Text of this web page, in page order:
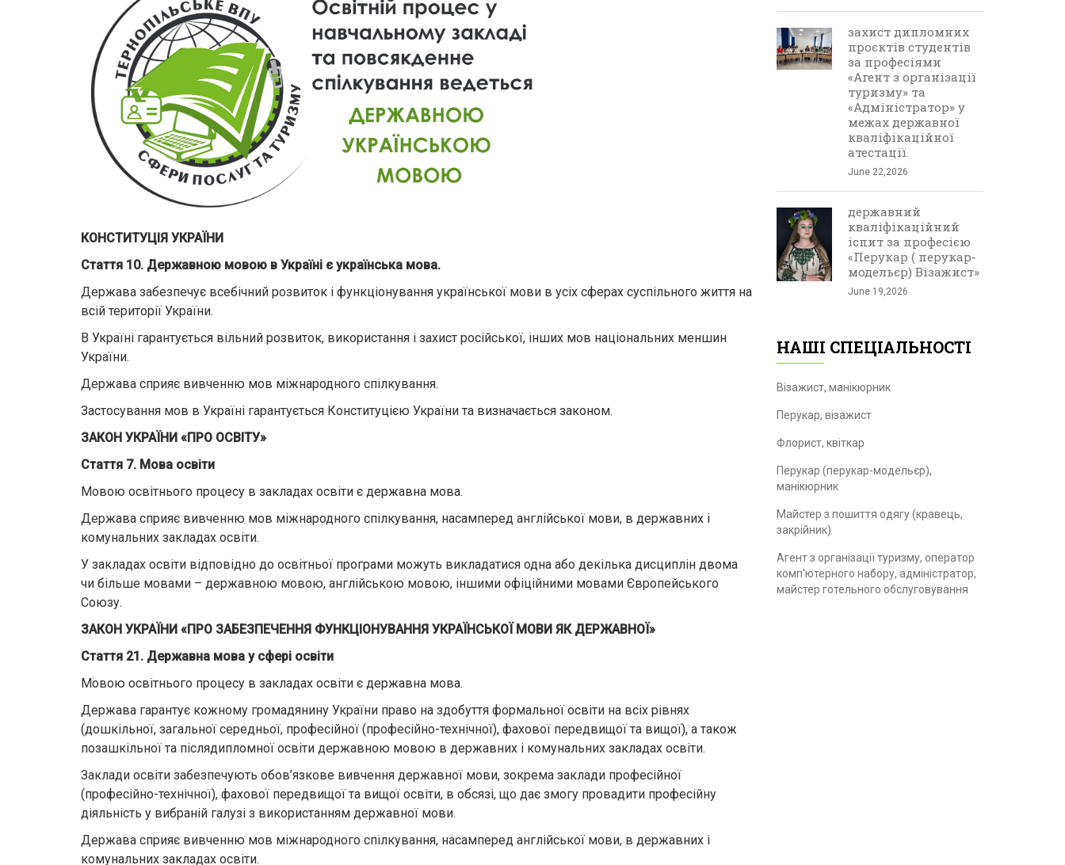
КОНСТИТУЦІЯ УКРАЇНИ
Стаття 10. Державною мовою в Україні є українська мова.
Держава забезпечує всебічний розвиток і функціонування української мови в усіх сферах суспільного життя на
всій території України.
В Україні гарантується вільний розвиток, використання і захист російської, інших мов національних меншин
України.
Держава сприяє вивченню мов міжнародного спілкування.
Застосування мов в Україні гарантується Конституцією України та визначається законом.
ЗАКОН УКРАЇНИ «ПРО ОСВІТУ»
Стаття 7. Мова освіти
Мовою освітнього процесу в закладах освіти є державна мова.
Держава сприяє вивченню мов міжнародного спілкування, насамперед англійської мови, в державних і
комунальних закладах освіти.
У закладах освіти відповідно до освітньої програми можуть викладатися одна або декілька дисциплін двома
чи більше мовами – державною мовою, англійською мовою, іншими офіційними мовами Європейського
Союзу.
ЗАКОН УКРАЇНИ «ПРО ЗАБЕЗПЕЧЕННЯ ФУНКЦІОНУВАННЯ УКРАЇНСЬКОЇ МОВИ ЯК ДЕРЖАВНОЇ»
Стаття 21. Державна мова у сфері освіти
Мовою освітнього процесу в закладах освіти є державна мова.
Держава гарантує кожному громадянину України право на здобуття формальної освіти на всіх рівнях
(дошкільної, загальної середньої, професійної (професійно-технічної), фахової передвищої та вищої), а також
позашкільної та післядипломної освіти державною мовою в державних і комунальних закладах освіти.
Заклади освіти забезпечують обов’язкове вивчення державної мови, зокрема заклади професійної
(професійно-технічної), фахової передвищої та вищої освіти, в обсязі, що дає змогу провадити професійну
діяльність у вибраній галузі з використанням державної мови.
Держава сприяє вивченню мов міжнародного спілкування, насамперед англійської мови, в державних і
комунальних закладах освіти.
захист дипломних
проєктів студентів
за професіями
«Агент з організації
туризму» та
«Адміністратор» у
межах державної
кваліфікаційної
атестації.
June 22,2026
державний
кваліфікаційний
іспит за професією
«Перукар ( перукар-
модельєр) Візажист»
June 19,2026
НАШІ СПЕЦІАЛЬНОСТІ
Візажист, манікюрник
Перукар, візажист
Флорист, квіткар
Перукар (перукар-модельєр),
манікюрник
Майстер з пошиття одягу (кравець,
закрійник)
Агент з організації туризму, оператор
комп'ютерного набору, адміністратор,
майстер готельного обслуговування